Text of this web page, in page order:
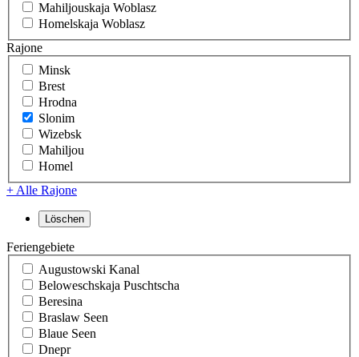
Mahiljouskaja Woblasz
Homelskaja Woblasz
Rajone
Minsk
Brest
Hrodna
Slonim
Wizebsk
Mahiljou
Homel
+ Alle Rajone
Feriengebiete
Augustowski Kanal
Beloweschskaja Puschtscha
Beresina
Braslaw Seen
Blaue Seen
Dnepr